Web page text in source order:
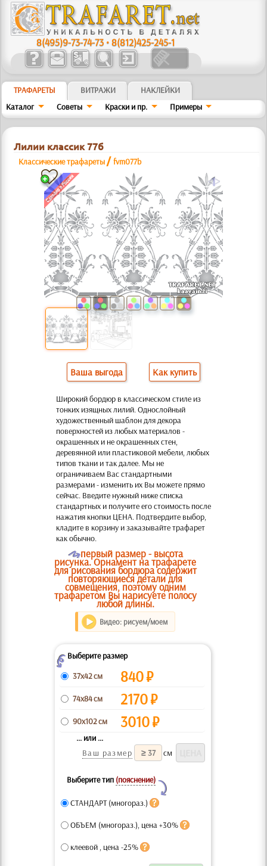
8(495)9-73-74-73 •8(812)425-245-1
ТРАФАРЕТЫ ВИТРАЖИ
НАКЛЕЙКИ
Каталог
Советы Краски и пр. Примеры
Лилии классик 77б
Классические трафареты /fvm077b
a
Ваша выгода Как купить
Широкий бордюр в классическом стиле из
тонких изящных лилий. Однослойный
художественный шаблон для декора
поверхностей из любых материалов -
окрашенных и не окрашенных стен,
деревянной или пластиковой мебели, любых
типов ткани и так далее. Мы не
ограничиваем Вас стандартными
размерами - изменить их Вы можете прямо
сейчас. Введите нужный ниже списка
стандартных и получите его стоимость после
нажатия кнопки ЦЕНА. Подтвердите выбор,
кладите в корзину и заказывайте трафарет
как обычно.
Oпервый размер - высота
рисунка. Орнамент на трафарете
для рисования бордюра содержит
повторяющиеся детали для
совмещения, поэтому одним
трафаретом Вы нарисуете полосу
любой длины.
Видео: рисуем/моем
ZВыберите размер
37x42 см
840₽
74x84 см 2170₽
90x102 см 3010₽
... или ...
Ваш размер
см
Выберите тип (пояснение)
Y
СТАНДАРТ (многораз.)
ОБЪЕМ (многораз.), цена +30%
клеевой , цена -25%